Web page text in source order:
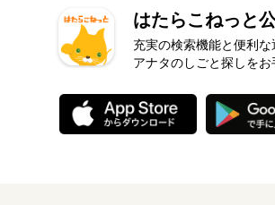
はたらこねっと
充実の検索機能と便利な
アナタのしごと探しをお